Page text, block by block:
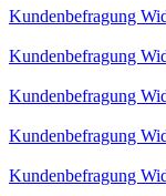
Kundenbefragung
Kundenbefragung
Kundenbefragung
Kundenbefragung
Kundenbefragung